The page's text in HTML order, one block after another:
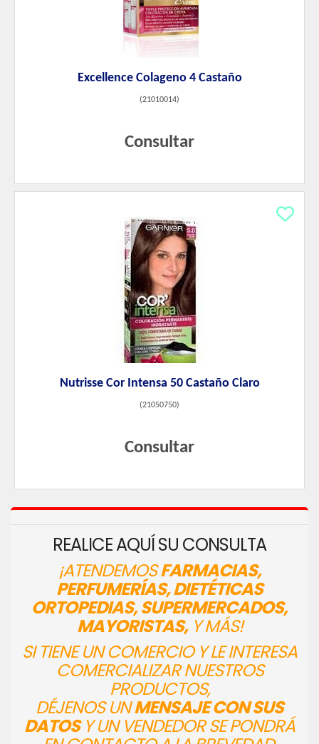
Excellence Colageno 4 Castaño
(21010014)
Consultar
Nutrisse Cor Intensa 50 Castaño Claro
(21050750)
Consultar
REALICE AQUÍ SU CONSULTA
¡ATENDEMOSFARMACIAS,
PERFUMERÍAS, DIETÉTICAS
ORTOPEDIAS, SUPERMERCADOS,
MAYORISTAS,Y MÁS!
SI TIENE UN COMERCIO Y LE INTERESA
COMERCIALIZAR NUESTROS
PRODUCTOS,
DÉJENOS UNMENSAJE CON SUS
DATOSY UN VENDEDOR SE PONDRÁ